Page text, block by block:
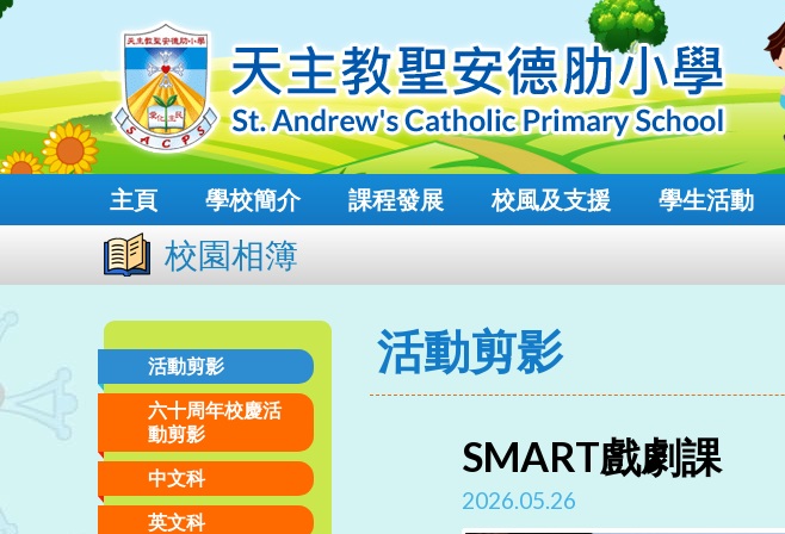
主頁 學校簡介 課程發展 校風及支援 學生活動
校園相簿
活動剪影
六十周年校慶活
動剪影
中文科
英文科
活動剪影
SMART戲劇課
2026.05.26